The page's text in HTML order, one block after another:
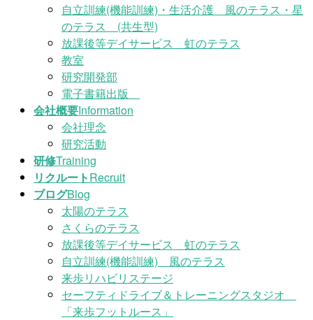
自立訓練(機能訓練)・生活介護 風のテラス・星
のテラス (共生型)
放課後等デイサービス 虹のテラス
教室
研究開発部
電子書籍出版
会社概要Information
会社理念
研究活動
研修Training
リクルートRecruit
ブログBlog
太陽のテラス
さくらのテラス
放課後等デイサービス 虹のテラス
自立訓練(機能訓練) 風のテラス
来歩リハビリステージ
セーフティドライブ＆トレーニングスタジオ
「来歩フットルース」